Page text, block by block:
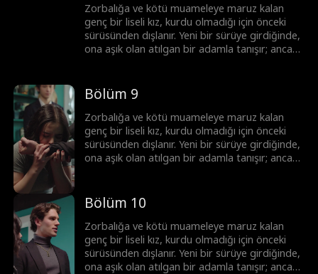
Zorbalığa ve kötü muameleye maruz kalan
genç bir liseli kız, kurdu olmadığı için önceki
sürüsünden dışlanır. Yeni bir sürüye girdiğinde,
ona aşık olan atılgan bir adamla tanışır; ancak
Bölüm 9
Zorbalığa ve kötü muameleye maruz kalan
genç bir liseli kız, kurdu olmadığı için önceki
sürüsünden dışlanır. Yeni bir sürüye girdiğinde,
ona aşık olan atılgan bir adamla tanışır; ancak
Bölüm 10
Zorbalığa ve kötü muameleye maruz kalan
genç bir liseli kız, kurdu olmadığı için önceki
sürüsünden dışlanır. Yeni bir sürüye girdiğinde,
ona aşık olan atılgan bir adamla tanışır; ancak